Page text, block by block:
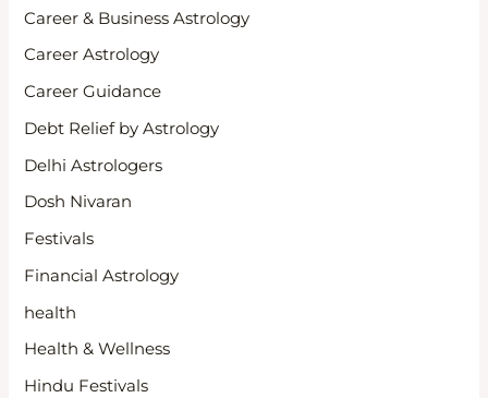
Career & Business Astrology
Career Astrology
Career Guidance
Debt Relief by Astrology
Delhi Astrologers
Dosh Nivaran
Festivals
Financial Astrology
health
Health & Wellness
Hindu Festivals